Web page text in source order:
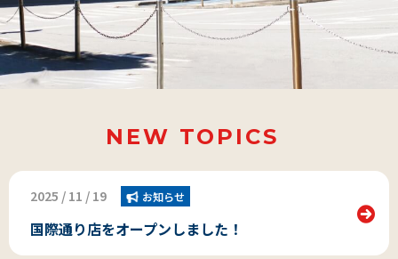
NEW TOPICS
2025 / 11 / 19 お知らせ
国際通り店をオープンしました！